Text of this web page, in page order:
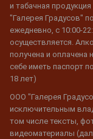
и табачная
"Галерея Градусов"
ежедневно, с 10:00-
осуществляется.
получена и оплачена
себе иметь паспорт
18 лет)
ООО "Галерея
исключительным
том числе тексты,
видеоматериалы